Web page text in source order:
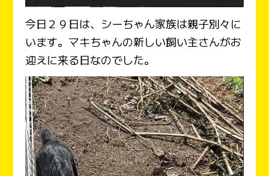
今日２９日は、シーちゃん家族は親子別々に
います。マキちゃんの新しい飼い主さんがお
迎えに来る日なのでした。
動
画
プ
レ
ー